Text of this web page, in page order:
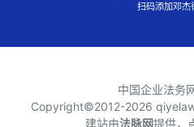
扫码添加邓杰
中国企业法务
Copyright©2012-2026
建站由法脉网提供，